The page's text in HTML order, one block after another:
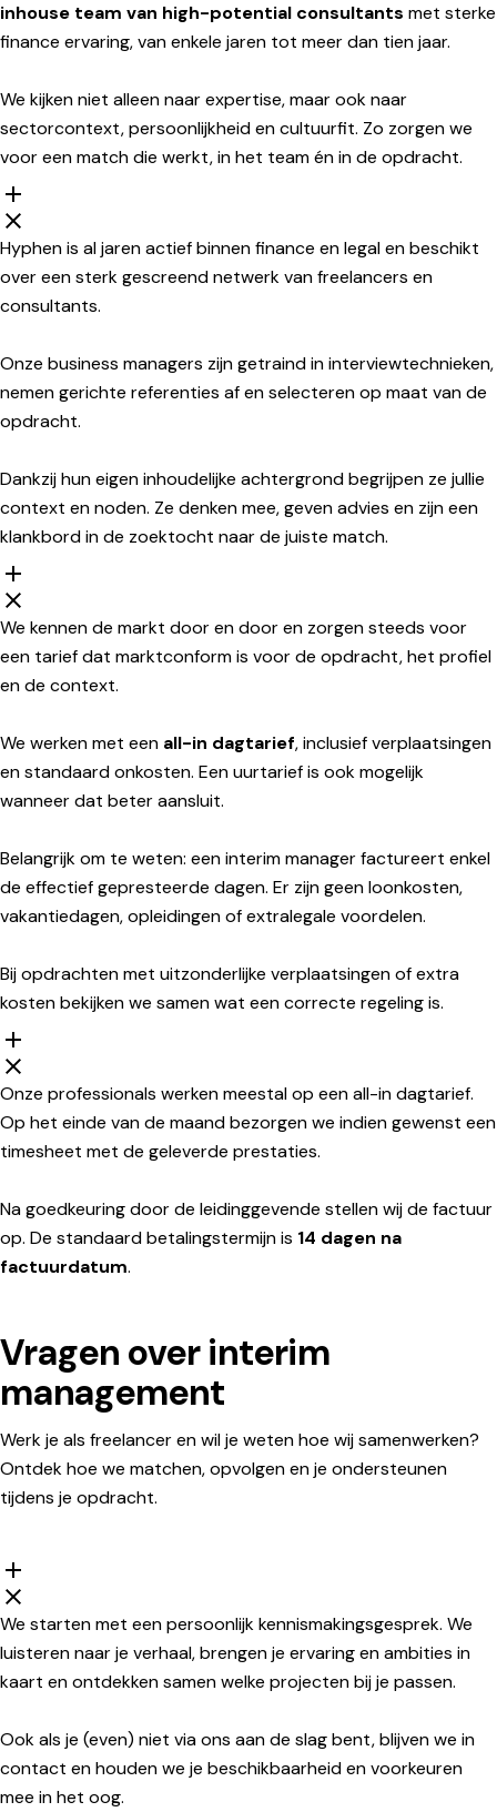
inhouse team van high-potential consultants met sterke
finance ervaring, van enkele jaren tot meer dan tien jaar.
We kijken niet alleen naar expertise, maar ook naar
sectorcontext, persoonlijkheid en cultuurfit. Zo zorgen we
voor een match die werkt, in het team én in de opdracht.
Hyphen is al jaren actief binnen finance en legal en beschikt
over een sterk gescreend netwerk van freelancers en
consultants.
Onze business managers zijn getraind in interviewtechnieken,
nemen gerichte referenties af en selecteren op maat van de
opdracht.
Dankzij hun eigen inhoudelijke achtergrond begrijpen ze jullie
context en noden. Ze denken mee, geven advies en zijn een
klankbord in de zoektocht naar de juiste match.
We kennen de markt door en door en zorgen steeds voor
een tarief dat marktconform is voor de opdracht, het profiel
en de context.
We werken met een all-in dagtarief, inclusief verplaatsingen
en standaard onkosten. Een uurtarief is ook mogelijk
wanneer dat beter aansluit.
Belangrijk om te weten: een interim manager factureert enkel
de effectief gepresteerde dagen. Er zijn geen loonkosten,
vakantiedagen, opleidingen of extralegale voordelen.
Bij opdrachten met uitzonderlijke verplaatsingen of extra
kosten bekijken we samen wat een correcte regeling is.
Onze professionals werken meestal op een all-in dagtarief.
Op het einde van de maand bezorgen we indien gewenst een
timesheet met de geleverde prestaties.
Na goedkeuring door de leidinggevende stellen wij de factuur
op. De standaard betalingstermijn is 14 dagen na
factuurdatum.
Vragen over interim
management
Werk je als freelancer en wil je weten hoe wij samenwerken?
Ontdek hoe we matchen, opvolgen en je ondersteunen
tijdens je opdracht.
We starten met een persoonlijk kennismakingsgesprek. We
luisteren naar je verhaal, brengen je ervaring en ambities in
kaart en ontdekken samen welke projecten bij je passen.
Ook als je (even) niet via ons aan de slag bent, blijven we in
contact en houden we je beschikbaarheid en voorkeuren
mee in het oog.